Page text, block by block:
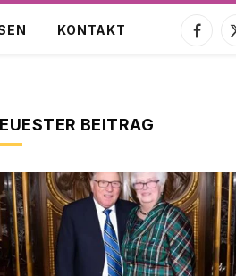
KONTAKT
BEITRAG